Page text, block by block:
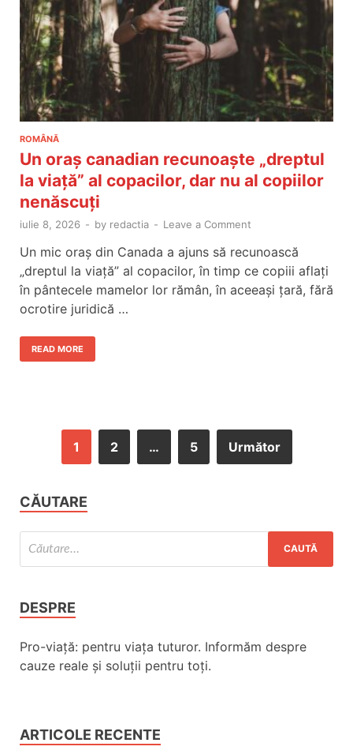
ROMÂNĂ
Un oraș canadian recunoaște „dreptul
la viață” al copacilor, dar nu al copiilor
nenăscuți
iulie 8, 2026 - by redactia - Leave a Comment
Un mic oraș din Canada a ajuns să recunoască
„dreptul la viață” al copacilor, în timp ce copiii aflați
în pântecele mamelor lor rămân, în aceeași țară, fără
ocrotire juridică …
READ MORE
1 2 … 5 Următor
CĂUTARE
DESPRE
Pro-viață: pentru viața tuturor. Informăm despre
cauze reale și soluții pentru toți.
ARTICOLE RECENTE